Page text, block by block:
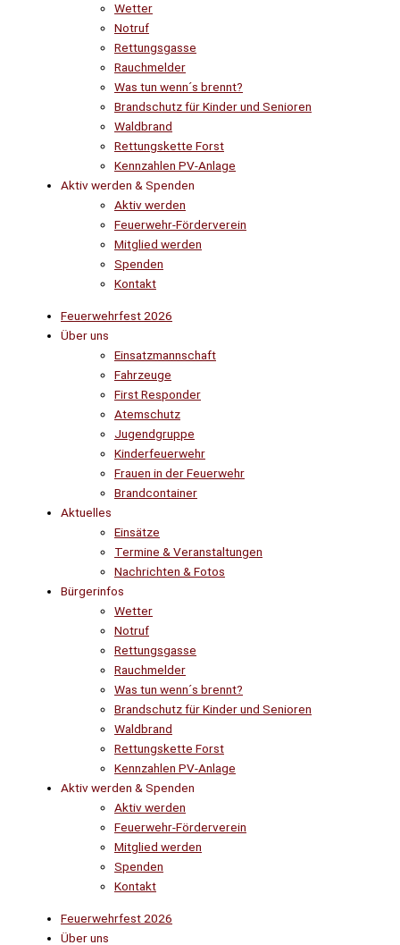
Wetter
Notruf
Rettungsgasse
Rauchmelder
Was tun wenn´s brennt?
Brandschutz für Kinder und Senioren
Waldbrand
Rettungskette Forst
Kennzahlen PV-Anlage
Aktiv werden & Spenden
Aktiv werden
Feuerwehr-Förderverein
Mitglied werden
Spenden
Kontakt
Feuerwehrfest 2026
Über uns
Einsatzmannschaft
Fahrzeuge
First Responder
Atemschutz
Jugendgruppe
Kinderfeuerwehr
Frauen in der Feuerwehr
Brandcontainer
Aktuelles
Einsätze
Termine & Veranstaltungen
Nachrichten & Fotos
Bürgerinfos
Wetter
Notruf
Rettungsgasse
Rauchmelder
Was tun wenn´s brennt?
Brandschutz für Kinder und Senioren
Waldbrand
Rettungskette Forst
Kennzahlen PV-Anlage
Aktiv werden & Spenden
Aktiv werden
Feuerwehr-Förderverein
Mitglied werden
Spenden
Kontakt
Feuerwehrfest 2026
Über uns